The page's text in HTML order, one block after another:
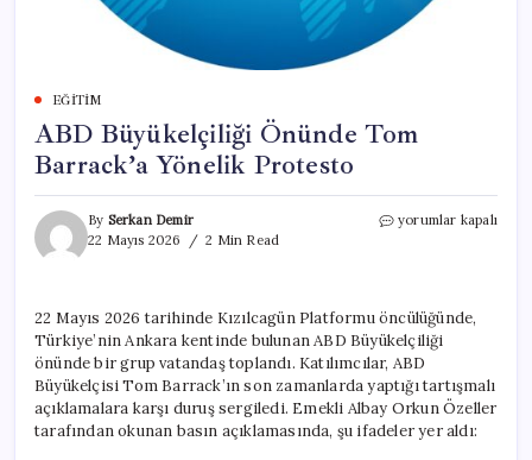
EĞITIM
ABD Büyükelçiliği Önünde Tom
Barrack’a Yönelik Protesto
By Serkan Demir
22 Mayıs 2026
2 Min Read
ABD
Yönelik
Protesto
için
yorumlar kapalı
22 Mayıs 2026 tarihinde Kızılcagün Platformu öncülüğünde,
Türkiye’nin Ankara kentinde bulunan ABD Büyükelçiliği
önünde bir grup vatandaş toplandı. Katılımcılar, ABD
Büyükelçisi Tom Barrack’ın son zamanlarda yaptığı tartışmalı
açıklamalara karşı duruş sergiledi. Emekli Albay Orkun Özeller
tarafından okunan basın açıklamasında, şu ifadeler yer aldı: